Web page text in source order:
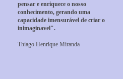
pensar e enriquece o nosso
conhecimento, gerando uma
capacidade imensurável de criar o
inimaginavel".
Thiago Henrique Miranda